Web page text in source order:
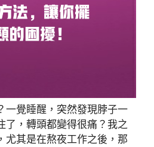
一覺睡醒，突然發現脖子一
了，轉頭都變得很痛？我之
尤其是在熬夜工作之後，那